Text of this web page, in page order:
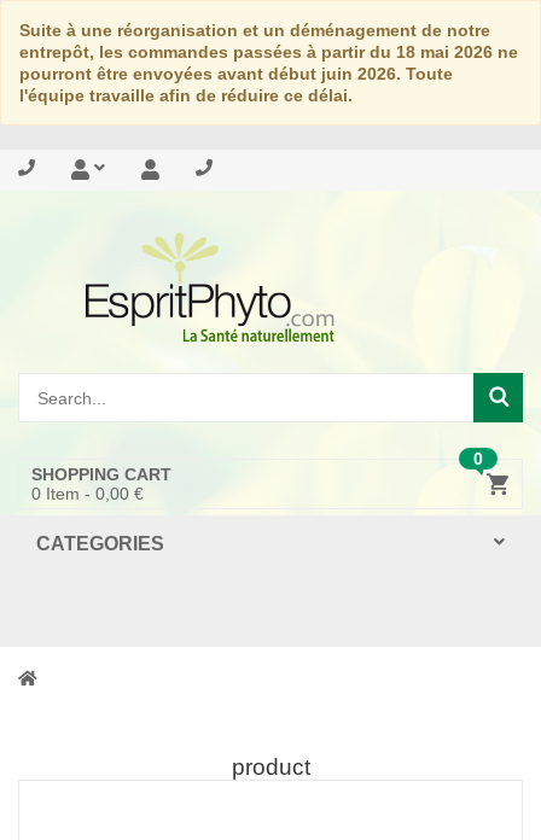
Suite à une réorganisation et un déménagement de notre
entrepôt, les commandes passées à partir du 18 mai 2026 ne
pourront être envoyées avant début juin 2026. Toute
l'équipe travaille afin de réduire ce délai.
0
SHOPPING CART
0 Item - 0,00 €
CATEGORIES
product